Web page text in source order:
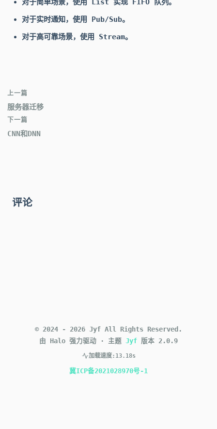
对于简单场景，使用 List 实现 FIFO 队列。
对于实时通知，使用 Pub/Sub。
对于高可靠场景，使用 Stream。
上一篇
服务器迁移
下一篇
CNN和DNN
评论
© 2024 - 2026 Jyf All Rights Reserved.
由 Halo 强力驱动
· 主题 Jyf 版本 2.0.9
加载速度: 13.18s
冀ICP备2021028970号-1